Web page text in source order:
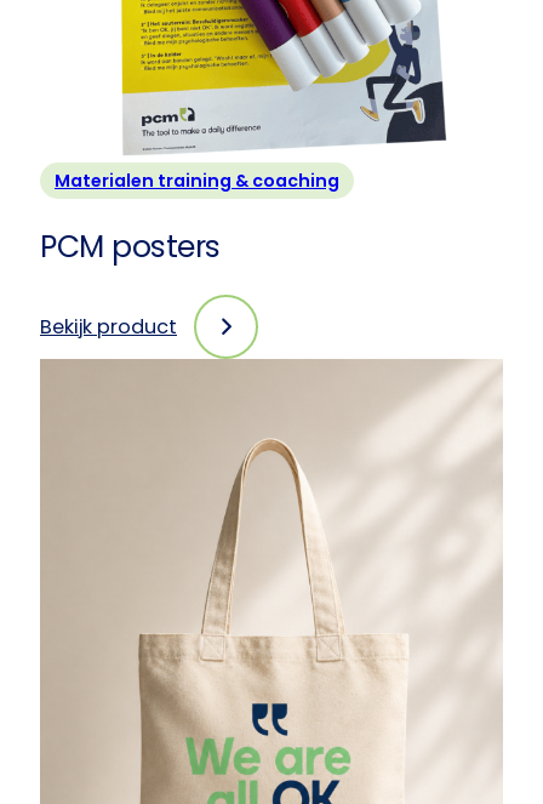
Materialen training & coaching
PCM posters
Bekijk product
: